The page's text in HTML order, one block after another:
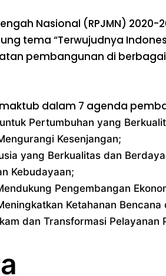
Nasional (RPJMN)
tema “Terwujudnya
pembangunan di
dalam 7 agenda
Pertumbuhan yang
Kesenjangan;
yang Berkualitas dan
Kebudayaan;
Pengembangan
Ketahanan Bencana
dan Transformasi Pelayanan